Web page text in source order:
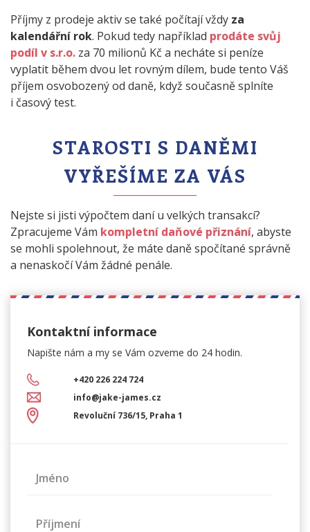
Příjmy z prodeje aktiv se také počítají vždy za
kalendářní rok. Pokud tedy například prodáte svůj
podíl v s.r.o. za 70 milionů Kč a necháte si peníze
vyplatit během dvou let rovným dílem, bude tento Váš
příjem osvobozený od daně, když současně splníte
i časový test.
STAROSTI S DANĚMI
VYŘEŠÍME ZA VÁS
Nejste si jisti výpočtem daní u velkých transakcí?
Zpracujeme Vám kompletní daňové přiznání, abyste
se mohli spolehnout, že máte daně spočítané správně
a nenaskočí Vám žádné penále.
Kontaktní informace
Napište nám a my se Vám ozveme do 24 hodin.
+420 226 224 724
info@jake-james.cz
Revoluční 736/15, Praha 1
Jméno
Příjmení